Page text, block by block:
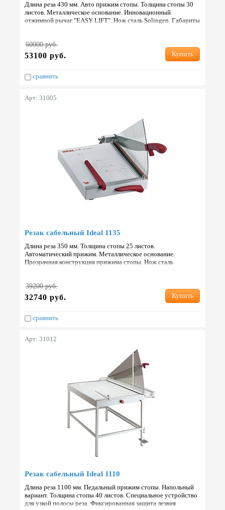
Длина реза 430 мм. Авто прижим стопы. Толщина стопы 30
листов. Металлическое основание. Инновационный
отжимной рычаг "EASY LIFT". Нож сталь Solingen. Габариты
60000 руб.
53100 руб. Купить
сравнить
Арт: 31005
Резак сабельный Ideal 1135
Длина реза 350 мм. Толщина стопы 25 листов.
Автоматический прижим. Металлическое основание.
Прозрачная конструкция прижима стопы. Нож сталь
39200 руб.
32740 руб. Купить
сравнить
Арт: 31012
Резак сабельный Ideal 1110
Длина реза 1100 мм. Педальный прижим стопы. Напольный
вариант. Толщина стопы 40 листов. Специальное устройство
для узкой полосы реза. Фиксированная защита лезвия